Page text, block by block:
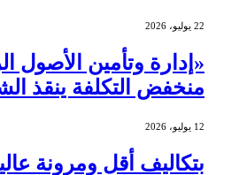
22 يوليو، 2026
«إدارة وتأمين الأصول
منخفض التكلفة ينقذ
12 يوليو، 2026